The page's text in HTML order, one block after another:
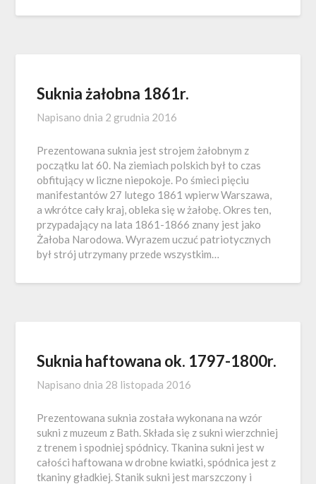
Suknia żałobna 1861r.
Napisano dnia 2 grudnia 2016
Prezentowana suknia jest strojem żałobnym z
początku lat 60. Na ziemiach polskich był to czas
obfitujący w liczne niepokoje. Po śmieci pięciu
manifestantów 27 lutego 1861 wpierw Warszawa,
a wkrótce cały kraj, obleka się w żałobę. Okres ten,
przypadający na lata 1861-1866 znany jest jako
Żałoba Narodowa. Wyrazem uczuć patriotycznych
był strój utrzymany przede wszystkim…
Suknia haftowana ok. 1797-1800r.
Napisano dnia 28 listopada 2016
Prezentowana suknia została wykonana na wzór
sukni z muzeum z Bath. Składa się z sukni wierzchniej
z trenem i spodniej spódnicy. Tkanina sukni jest w
całości haftowana w drobne kwiatki, spódnica jest z
tkaniny gładkiej. Stanik sukni jest marszczony i